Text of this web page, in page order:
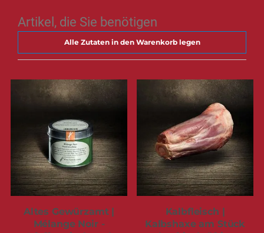
Artikel, die Sie benötigen
Alle Zutaten in den Warenkorb legen
Altes Gewürzamt |
Mélange Noir -
Kalbfleisch |
Kalbshaxe am Stück